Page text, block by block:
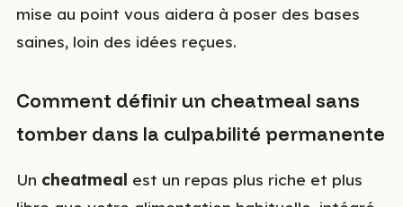
mise au point vous aidera à poser des bases
saines, loin des idées reçues.
Comment définir un cheatmeal sans
tomber dans la culpabilité permanente
Un cheatmeal est un repas plus riche et plus